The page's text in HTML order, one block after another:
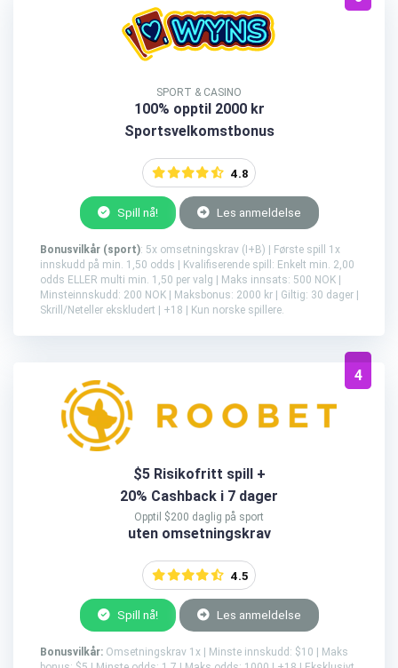
SPORT & CASINO
100% opptil 2000 kr
Sportsvelkomstbonus
4.8
Spill nå! Les anmeldelse
Bonusvilkår (sport): 5x omsetningskrav (I+B) | Første spill 1x
innskudd på min. 1,50 odds | Kvalifiserende spill: Enkelt min. 2,00
odds ELLER multi min. 1,50 per valg | Maks innsats: 500 NOK |
Minsteinnskudd: 200 NOK | Maksbonus: 2000 kr | Giltig: 30 dager |
Skrill/Neteller ekskludert | +18 | Kun norske spillere.
4
$5 Risikofritt spill +
20% Cashback i 7 dager
Opptil $200 daglig på sport
uten omsetningskrav
4.5
Spill nå! Les anmeldelse
Bonusvilkår: Omsetningskrav 1x | Minste innskudd: $10 | Maks